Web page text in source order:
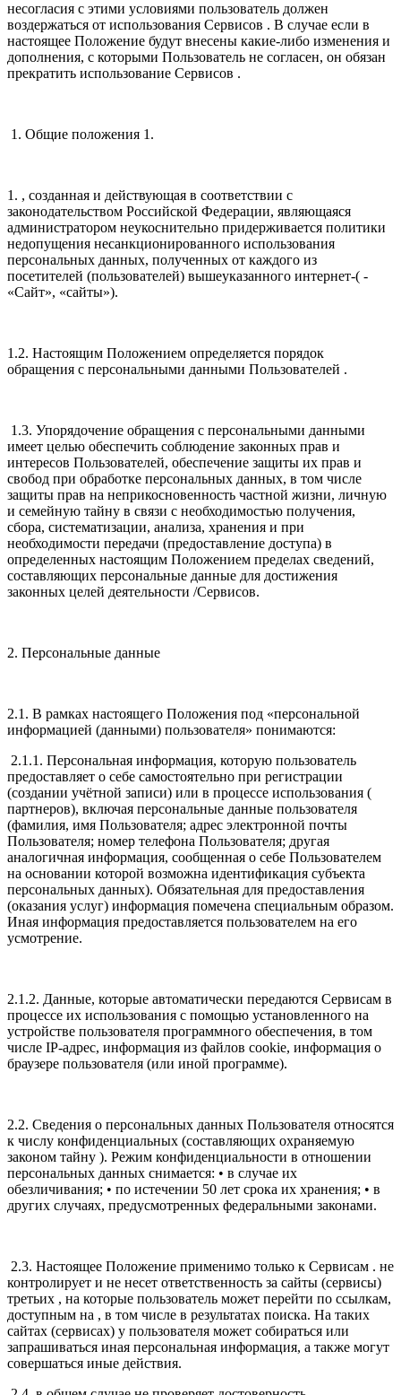
несогласия с этими условиями пользователь должен
воздержаться от использования Сервисов . В случае если в
настоящее Положение будут внесены какие-либо изменения и
дополнения, с которыми Пользователь не согласен, он обязан
прекратить использование Сервисов .
1. Общие положения 1.
1. , созданная и действующая в соответствии с
законодательством Российской Федерации, являющаяся
администратором неукоснительно придерживается политики
недопущения несанкционированного использования
персональных данных, полученных от каждого из
посетителей (пользователей) вышеуказанного интернет-( -
«Сайт», «сайты»).
1.2. Настоящим Положением определяется порядок
обращения с персональными данными Пользователей .
1.3. Упорядочение обращения с персональными данными
имеет целью обеспечить соблюдение законных прав и
интересов Пользователей, обеспечение защиты их прав и
свобод при обработке персональных данных, в том числе
защиты прав на неприкосновенность частной жизни, личную
и семейную тайну в связи с необходимостью получения,
сбора, систематизации, анализа, хранения и при
необходимости передачи (предоставление доступа) в
определенных настоящим Положением пределах сведений,
составляющих персональные данные для достижения
законных целей деятельности /Сервисов.
2. Персональные данные
2.1. В рамках настоящего Положения под «персональной
информацией (данными) пользователя» понимаются:
2.1.1. Персональная информация, которую пользователь
предоставляет о себе самостоятельно при регистрации
(создании учётной записи) или в процессе использования (
партнеров), включая персональные данные пользователя
(фамилия, имя Пользователя; адрес электронной почты
Пользователя; номер телефона Пользователя; другая
аналогичная информация, сообщенная о себе Пользователем
на основании которой возможна идентификация субъекта
персональных данных). Обязательная для предоставления
(оказания услуг) информация помечена специальным образом.
Иная информация предоставляется пользователем на его
усмотрение.
2.1.2. Данные, которые автоматически передаются Сервисам в
процессе их использования с помощью установленного на
устройстве пользователя программного обеспечения, в том
числе IP-адрес, информация из файлов cookie, информация о
браузере пользователя (или иной программе).
2.2. Сведения о персональных данных Пользователя относятся
к числу конфиденциальных (составляющих охраняемую
законом тайну ). Режим конфиденциальности в отношении
персональных данных снимается: • в случае их
обезличивания; • по истечении 50 лет срока их хранения; • в
других случаях, предусмотренных федеральными законами.
2.3. Настоящее Положение применимо только к Сервисам . не
контролирует и не несет ответственность за сайты (сервисы)
третьих , на которые пользователь может перейти по ссылкам,
доступным на , в том числе в результатах поиска. На таких
сайтах (сервисах) у пользователя может собираться или
запрашиваться иная персональная информация, а также могут
совершаться иные действия.